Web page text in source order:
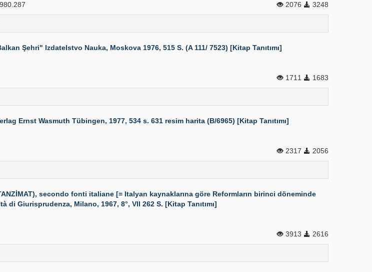
2076 3248
Şehri" Izdatelstvo Nauka, Moskova 1976, 515 S. (A 111/ 7523) [Kitap Tanıtımı]
1711 1683
Ernst Wasmuth Tübingen, 1977, 534 s. 631 resim harita (B/6965) [Kitap Tanıtımı]
2317 2056
secondo fonti italiane [= Italyan kaynaklarına göre Reformların birinci döneminde
Giurisprudenza, Milano, 1967, 8°, VII 262 S. [Kitap Tanıtımı]
3913 2616